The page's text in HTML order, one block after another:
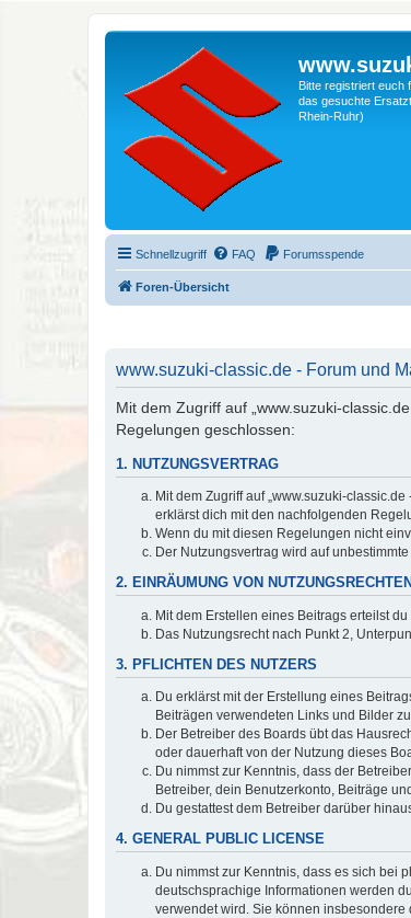
Bitte registriert euch
das gesuchte
Rhein-Ruhr)
Schnellzugriff FAQ Forumsspende
Foren-Übersicht
www.suzuki-classic.de - Forum und
Mit dem Zugriff auf „www.suzuki-
Regelungen geschlossen:
1. NUTZUNGSVERTRAG
Mit dem Zugriff auf „www.suzuki-
erklärst dich mit den nachfolgenden
Wenn du mit diesen Regelungen nicht
Der Nutzungsvertrag wird auf
2. EINRÄUMUNG VON NUTZUNGSRECHTEN
Mit dem Erstellen eines Beitrags erteilst
Das Nutzungsrecht nach Punkt 2,
3. PFLICHTEN DES NUTZERS
Du erklärst mit der Erstellung eines
Beiträgen verwendeten Links und Bilder
Der Betreiber des Boards übt das
oder dauerhaft von der Nutzung dieses
Du nimmst zur Kenntnis, dass der
Betreiber, dein Benutzerkonto, Beiträge
Du gestattest dem Betreiber darüber
4. GENERAL PUBLIC LICENSE
Du nimmst zur Kenntnis, dass es sich bei
deutschsprachige Informationen werden
verwendet wird. Sie können insbesondere